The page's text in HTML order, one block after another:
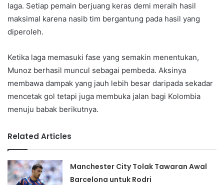
laga. Setiap pemain berjuang keras demi meraih hasil
maksimal karena nasib tim bergantung pada hasil yang
diperoleh.
Ketika laga memasuki fase yang semakin menentukan,
Munoz berhasil muncul sebagai pembeda. Aksinya
membawa dampak yang jauh lebih besar daripada sekadar
mencetak gol tetapi juga membuka jalan bagi Kolombia
menuju babak berikutnya.
Related Articles
Manchester City Tolak Tawaran Awal
Barcelona untuk Rodri